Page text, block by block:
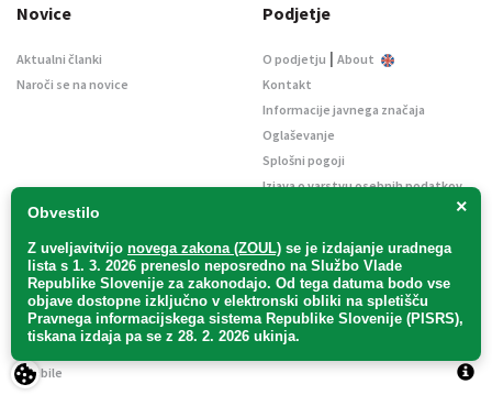
×
Obvestilo
Z uveljavitvijo novega zakona (ZOUL) se je izdajanje uradnega
lista s 1. 3. 2026 preneslo neposredno na Službo Vlade
Republike Slovenije za zakonodajo. Od tega datuma bodo vse
objave dostopne izključno v elektronski obliki na spletišču
Pravnega informacijskega sistema Republike Slovenije (PISRS),
tiskana izdaja pa se z 28. 2. 2026 ukinja.
Novice
Aktualni članki
Naroči se na novice
Podjetje
O podjetju | About
Kontakt
Informacije javnega značaja
Oglaševanje
Splošni pogoji
Izjava o varstvu osebnih podatkov
Uradni list d. o. o. – v likvidaciji / Vse pravice pridržane.
2Mobile